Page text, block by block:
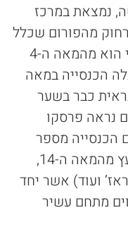
נמצאת במרכז
מהפורום שכלל
מספר מקדשים, והמבנה הראשוני הוא מהמאה ה-4
הכנסייה במאה
נראית כבר בשער
נראה פרסקו
ב 1979. בפנים הכנסייה מספר
יצירות אומנות מרשימות (צלב מעץ מהמאה ה-14,
חלונות ויטראז’ ועוד) אשר יחד
מהמאה ה-15 מהווים מתחם עשיר